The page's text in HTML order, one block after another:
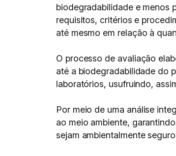
biodegradabilidade e menos
requisitos, critérios e
até mesmo em relação à
O processo de avaliação
até a biodegradabilidade do
laboratórios, usufruindo,
Por meio de uma análise
ao meio ambiente,
sejam ambientalmente